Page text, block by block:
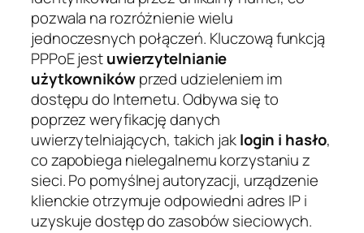
pozwala na rozróżnienie wielu
jednoczesnych połączeń. Kluczową funkcją
PPPoE jestuwierzytelnianie
użytkownikówprzed udzieleniem im
dostępu do Internetu. Odbywa się to
poprzez weryfikację danych
uwierzytelniających, takich jaklogin i hasło,
co zapobiega nielegalnemu korzystaniu z
sieci. Po pomyślnej autoryzacji, urządzenie
klienckie otrzymuje odpowiedni adres IP i
uzyskuje dostęp do zasobów sieciowych.